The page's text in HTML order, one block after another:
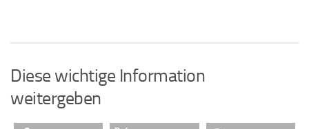
Diese wichtige Information
weitergeben